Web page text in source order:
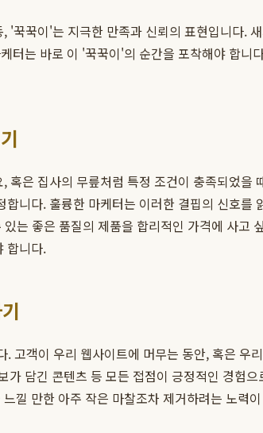
꾹꾹이'는 지극한 만족과 신뢰의 표현입니다.
터는 바로 이 '꾹꾹이'의 순간을 포착해야 합
은 집사의 무릎처럼 특정 조건이 충족되었
니다. 훌륭한 마케터는 이러한 결핍의 신호
는 좋은 품질의 제품을 합리적인 가격에 사고
합니다.
고객이 우리 웹사이트에 머무는 동안, 혹은
담긴 콘텐츠 등 모든 접점이 긍정적인 경험
낄 만한 아주 작은 마찰조차 제거하려는 노